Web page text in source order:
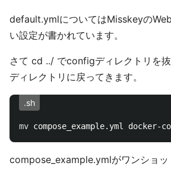
default.ymlについてはMisskeyの
い設定が書かれています。
さて cd ../ でconfigディレクトリを
ディレクトリに戻ってきます。
.sh
mv
compose_example.ymlがワンショッ